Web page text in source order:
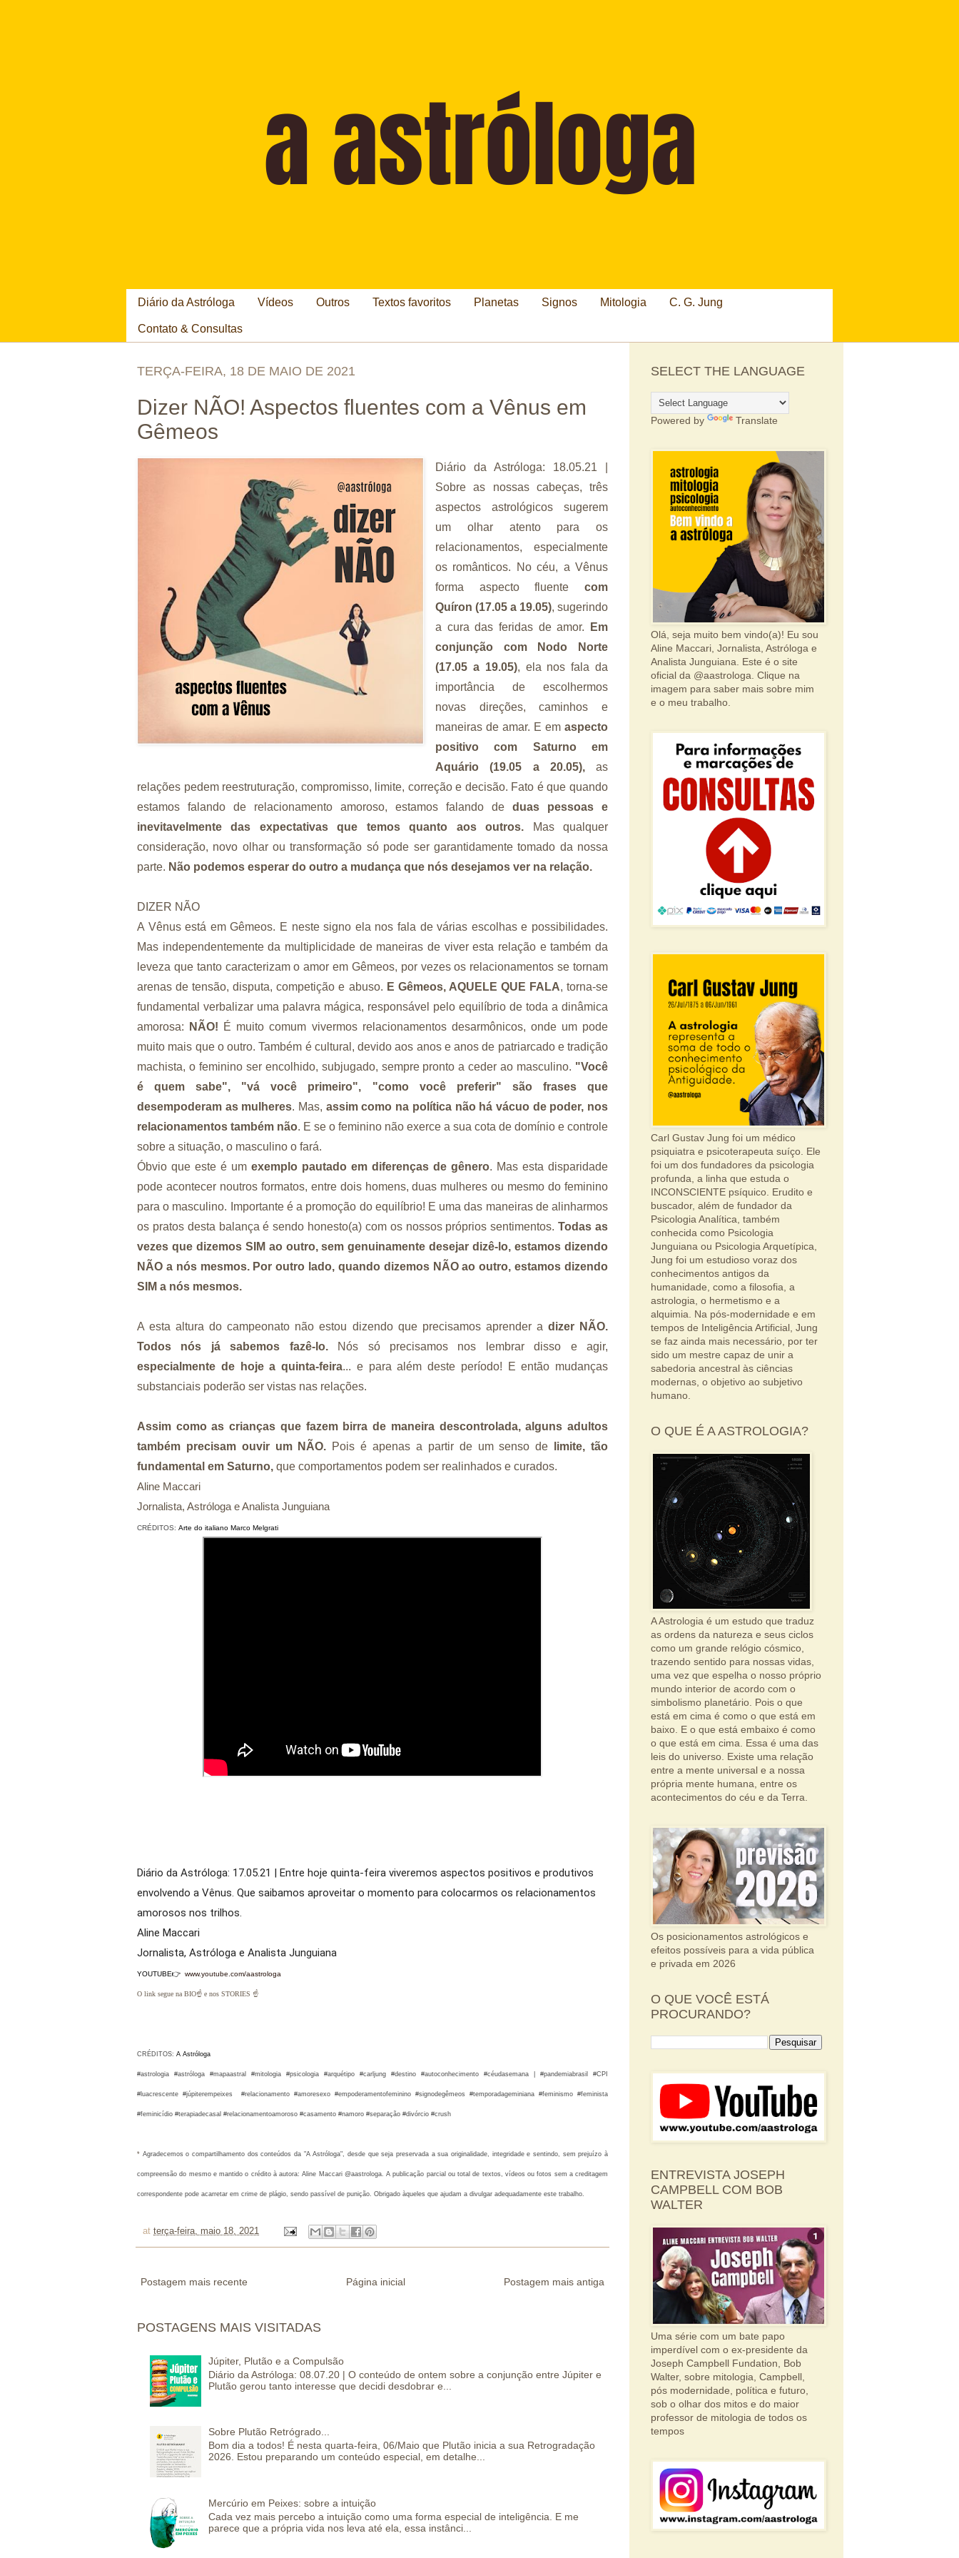
Diário da Astróloga Vídeos Outros Textos favoritos Planetas Signos Mitologia C. G. Jung
Contato & Consultas
TERÇA-FEIRA, 18 DE MAIO DE 2021
Dizer NÃO! Aspectos fluentes com a Vênus em
Gêmeos
Diário da Astróloga: 18.05.21 |
Sobre as nossas cabeças, três
aspectos astrológicos sugerem
um olhar atento para os
relacionamentos, especialmente
os românticos. No céu, a Vênus
forma aspecto fluente com
Quíron (17.05 a 19.05), sugerindo
a cura das feridas de amor.
Em
conjunção com Nodo Norte
(17.05 a 19.05), ela nos fala da
importância de escolhermos
novas direções, caminhos e
maneiras de amar. E em aspecto
positivo com Saturno em
Aquário (19.05 a 20.05),as
relações pedem reestruturação, compromisso, limite, correção e decisão. Fato é que quando
estamos falando de relacionamento amoroso, estamos falando de duas pessoas e
inevitavelmente das expectativas que temos quanto aos outros. Mas qualquer
consideração, novo olhar ou transformação só pode ser garantidamente tomado da nossa
parte. Não podemos esperar do outro a mudança que nós desejamos ver na relação.
DIZER NÃO
A Vênus está em Gêmeos. E neste signo ela nos fala de várias escolhas e possibilidades.
Mas independentemente da multiplicidade de maneiras de viver esta relação e também da
leveza que tanto caracterizam o amor em Gêmeos, por vezes os relacionamentos se tornam
arenas de tensão, disputa, competição e abuso. E Gêmeos, AQUELE QUE FALA, torna-se
fundamental verbalizar uma palavra mágica, responsável pelo equilíbrio de toda a dinâmica
amorosa:
NÃO! É muito comum vivermos relacionamentos desarmônicos, onde um pode
muito mais que o outro. Também é cultural, devido aos anos e anos de patriarcado e tradição
machista, o feminino ser encolhido, subjugado, sempre pronto a ceder ao masculino. "Você
é quem sabe", "vá você primeiro", "como você preferir" são frases que
desempoderam as mulheres. Mas, assim como na política não há vácuo de poder, nos
relacionamentos também não. E se o feminino não exerce a sua cota de domínio e controle
sobre a situação, o masculino o fará.
Óbvio que este é um exemplo pautado em diferenças de gênero. Mas esta disparidade
pode acontecer noutros formatos, entre dois homens, duas mulheres ou mesmo do feminino
para o masculino. Importante é a promoção do equilíbrio! E uma das maneiras de alinharmos
os pratos desta balança é sendo honesto(a) com os nossos próprios sentimentos.Todas as
vezes que dizemos SIM ao outro, sem genuinamente desejar dizê-lo, estamos dizendo
NÃO a nós mesmos. Por outro lado, quando dizemos NÃO ao outro, estamos dizendo
SIM a nós mesmos.
A esta altura do campeonato não estou dizendo que precisamos aprender a dizer NÃO.
Todos nós já sabemos fazê-lo.Nós só precisamos nos lembrar disso e agir,
especialmente de hoje a quinta-feira... e para além deste período! E então mudanças
substanciais poderão ser vistas nas relações.
Assim como as crianças que fazem birra de maneira descontrolada, alguns adultos
também precisam ouvir um NÃO. Pois é apenas a partir de um senso de
limite, tão
fundamental em Saturno, que comportamentos podem ser realinhados e curados.
Aline Maccari
Jornalista, Astróloga e Analista Junguiana
CRÉDITOS: Arte do italiano Marco Melgrati
Diário da Astróloga: 17.05.21 | Entre hoje quinta-feira viveremos aspectos positivos e produtivos
envolvendo a Vênus. Que saibamos aproveitar o momento para colocarmos os relacionamentos
amorosos nos trilhos.
Aline Maccari
Jornalista, Astróloga e Analista Junguiana
YOUTUBE👉 www.youtube.com/aastrologa
O link segue na BIO☝ e nos STORIES ☝
CRÉDITOS: A Astróloga
#astrologia #astróloga #mapaastral #mitologia #psicologia #arquétipo #carljung #destino #autoconhecimento #céudasemana | #pandemiabrasil #CPI
#luacrescente #júpiterempeixes #relacionamento #amoresexo #empoderamentofeminino #signodegêmeos #temporadageminiana #feminismo #feminista
#feminicídio #terapiadecasal #relacionamentoamoroso #casamento #namoro #separação #divórcio #crush
* Agradecemos o compartilhamento dos conteúdos da "A Astróloga", desde que seja preservada a sua originalidade, integridade e sentindo, sem prejuízo à
compreensão do mesmo e mantido o crédito à autora: Aline Maccari @aastrologa. A publicação parcial ou total de textos, vídeos ou fotos sem a creditagem
correspondente pode acarretar em crime de plágio, sendo passível de punição. Obrigado àqueles que ajudam a divulgar adequadamente este trabalho.
at terça-feira, maio 18, 2021
Postagem mais recente Postagem mais antiga
Página inicial
POSTAGENS MAIS VISITADAS
Júpiter, Plutão e a Compulsão
Diário da Astróloga: 08.07.20 | O conteúdo de ontem sobre a conjunção entre Júpiter e
Plutão gerou tanto interesse que decidi desdobrar e...
Sobre Plutão Retrógrado...
Bom dia a todos! É nesta quarta-feira, 06/Maio que Plutão inicia a sua Retrogradação
2026. Estou preparando um conteúdo especial, em detalhe...
Mercúrio em Peixes: sobre a intuição
Cada vez mais percebo a intuição como uma forma especial de inteligência. E me
parece que a própria vida nos leva até ela, essa instânci...
SELECT THE LANGUAGE
Powered by Translate
Olá, seja muito bem vindo(a)! Eu sou
Aline Maccari, Jornalista, Astróloga e
Analista Junguiana. Este é o site
oficial da @aastrologa. Clique na
imagem para saber mais sobre mim
e o meu trabalho.
Carl Gustav Jung foi um médico
psiquiatra e psicoterapeuta suíço. Ele
foi um dos fundadores da psicologia
profunda, a linha que estuda o
INCONSCIENTE psíquico. Erudito e
buscador, além de fundador da
Psicologia Analítica, também
conhecida como Psicologia
Junguiana ou Psicologia Arquetípica,
Jung foi um estudioso voraz dos
conhecimentos antigos da
humanidade, como a filosofia, a
astrologia, o hermetismo e a
alquimia. Na pós-modernidade e em
tempos de Inteligência Artificial, Jung
se faz ainda mais necessário, por ter
sido um mestre capaz de unir a
sabedoria ancestral às ciências
modernas, o objetivo ao subjetivo
humano.
O QUE É A ASTROLOGIA?
A Astrologia é um estudo que traduz
as ordens da natureza e seus ciclos
como um grande relógio cósmico,
trazendo sentido para nossas vidas,
uma vez que espelha o nosso próprio
mundo interior de acordo com o
simbolismo planetário. Pois o que
está em cima é como o que está em
baixo. E o que está embaixo é como
o que está em cima. Essa é uma das
leis do universo. Existe uma relação
entre a mente universal e a nossa
própria mente humana, entre os
acontecimentos do céu e da Terra.
Os posicionamentos astrológicos e
efeitos possíveis para a vida pública
e privada em 2026
O QUE VOCÊ ESTÁ
PROCURANDO?
ENTREVISTA JOSEPH
CAMPBELL COM BOB
WALTER
Uma série com um bate papo
imperdível com o ex-presidente da
Joseph Campbell Fundation, Bob
Walter, sobre mitologia, Campbell,
pós modernidade, política e futuro,
sob o olhar dos mitos e do maior
professor de mitologia de todos os
tempos